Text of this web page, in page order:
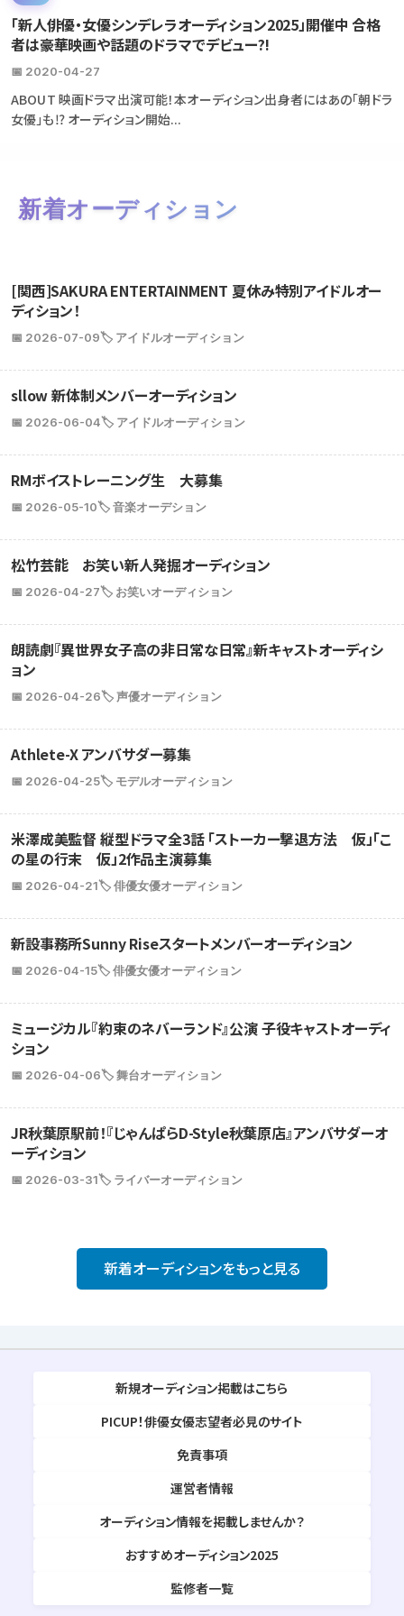
「新人俳優・女優シンデレラオーディション2025」開催中 合格
者は豪華映画や話題のドラマでデビュー?!
📅 2020-04-27
ABOUT 映画ドラマ出演可能！本オーディション出身者にはあの「朝ドラ
女優」も⁉ オーディション開始...
新着オーディション
[関西]SAKURA ENTERTAINMENT 夏休み特別アイドルオー
ディション！
📅 2026-07-09🏷️ アイドルオーディション
sllow 新体制メンバーオーディション
📅 2026-06-04🏷️ アイドルオーディション
RMボイストレーニング生 大募集
📅 2026-05-10🏷️ 音楽オーデション
松竹芸能 お笑い新人発掘オーディション
📅 2026-04-27🏷️ お笑いオーディション
朗読劇『異世界女子高の非日常な日常』新キャストオーディシ
ョン
📅 2026-04-26🏷️ 声優オーディション
Athlete-X アンバサダー募集
📅 2026-04-25🏷️ モデルオーディション
米澤成美監督 縦型ドラマ全3話 「ストーカー撃退方法 仮」「こ
の星の行末 仮」2作品主演募集
📅 2026-04-21🏷️ 俳優女優オーディション
新設事務所Sunny Riseスタートメンバーオーディション
📅 2026-04-15🏷️ 俳優女優オーディション
ミュージカル『約束のネバーランド』公演 子役キャストオーディ
ション
📅 2026-04-06🏷️ 舞台オーディション
JR秋葉原駅前！『じゃんぱらD-Style秋葉原店』アンバサダーオ
ーディション
📅 2026-03-31🏷️ ライバーオーディション
新着オーディションをもっと見る
新規オーディション掲載はこちら
PICUP！俳優女優志望者必見のサイト
免責事項
運営者情報
オーディション情報を掲載しませんか？
おすすめオーディション2025
監修者一覧